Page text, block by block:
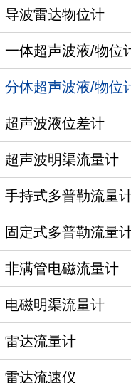
导波雷达物位计
一体超声波液/物位
分体超声波液/物位
超声波液位差计
超声波明渠流量计
手持式多普勒流量
固定式多普勒流量
非满管电磁流量计
电磁明渠流量计
雷达流量计
雷达流速仪